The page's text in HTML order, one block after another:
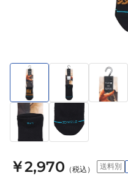
￥2,970 （税込） 送料別